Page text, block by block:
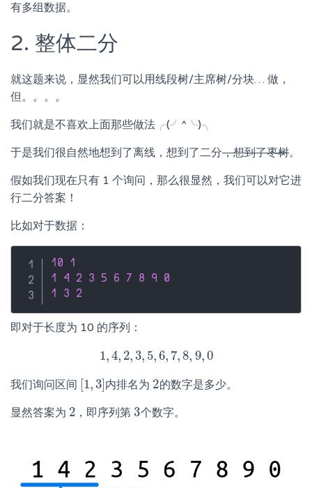
有多组数据。
2. 整体二分
就这题来说，显然我们可以用线段树/主席树/分块… 做，
但。。。。
我们就是不喜欢上面那些做法╭(╯^╰)╮
于是我们很自然地想到了离线，想到了二分，想到了枣树。
假如我们现在只有 1 个询问，那么很显然，我们可以对它进
行二分答案！
比如对于数据：
10
1
1
4 2 3 5 6 7 8 9
0
1
3 2
即对于长度为 10 的序列：
1,4, 2,3, 5,6, 7, 8, 9,0
1,4,2,3 ,5, 6,7,8,9 ,0
我们询问区间 [1,3]
1, 3] 内排名为 2
2的数字是多少。
显然答案为 2
2 ，即序列第3
3个数字。